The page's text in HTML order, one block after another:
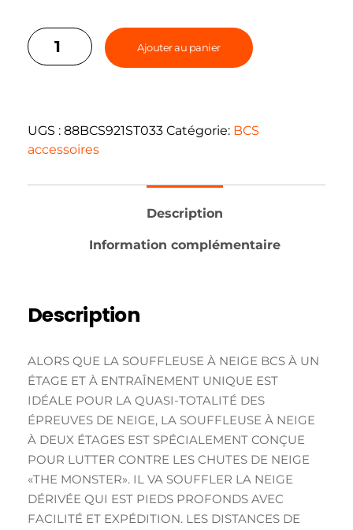
Ajouter au panier
UGS : 88BCS921ST033 Catégorie: BCS
accessoires
Description
Information complémentaire
Description
ALORS QUE LA SOUFFLEUSE À NEIGE BCS À UN
ÉTAGE ET À ENTRAÎNEMENT UNIQUE EST
IDÉALE POUR LA QUASI-TOTALITÉ DES
ÉPREUVES DE NEIGE, LA SOUFFLEUSE À NEIGE
À DEUX ÉTAGES EST SPÉCIALEMENT CONÇUE
POUR LUTTER CONTRE LES CHUTES DE NEIGE
«THE MONSTER». IL VA SOUFFLER LA NEIGE
DÉRIVÉE QUI EST PIEDS PROFONDS AVEC
FACILITÉ ET EXPÉDITION. LES DISTANCES DE